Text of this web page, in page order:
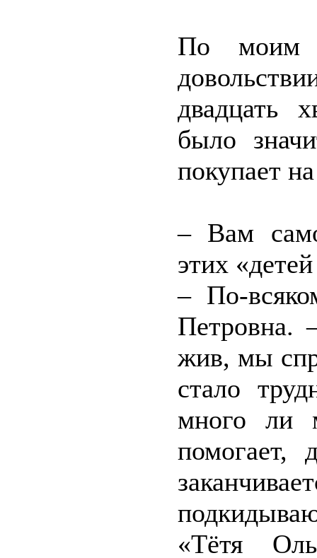
По моим
двадцать
было
покупает
– Вам
этих
– По-
Петровна.
жив, мы
стало
много ли
помогает,
«Тётя